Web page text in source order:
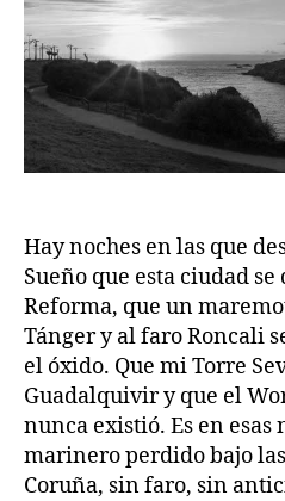
Hay noches en las que
Sueño que esta ciudad
Reforma, que un
Tánger y al faro Roncali
el óxido. Que mi Torre
Guadalquivir y que el
nunca existió. Es en esas
marinero perdido bajo
Coruña, sin faro, sin